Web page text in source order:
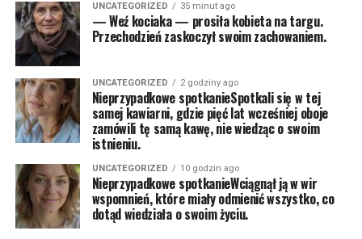
UNCATEGORIZED 35 minut ago
— Weź kociaka — prosiła kobieta na targu.
Przechodzień zaskoczył swoim zachowaniem.
UNCATEGORIZED 2 godziny ago
Nieprzypadkowe spotkanieSpotkali się w tej
samej kawiarni, gdzie pięć lat wcześniej oboje
zamówili tę samą kawę, nie wiedząc o swoim
istnieniu.
UNCATEGORIZED 10 godzin ago
Nieprzypadkowe spotkanieWciągnął ją w wir
wspomnień, które miały odmienić wszystko, co
dotąd wiedziała o swoim życiu.